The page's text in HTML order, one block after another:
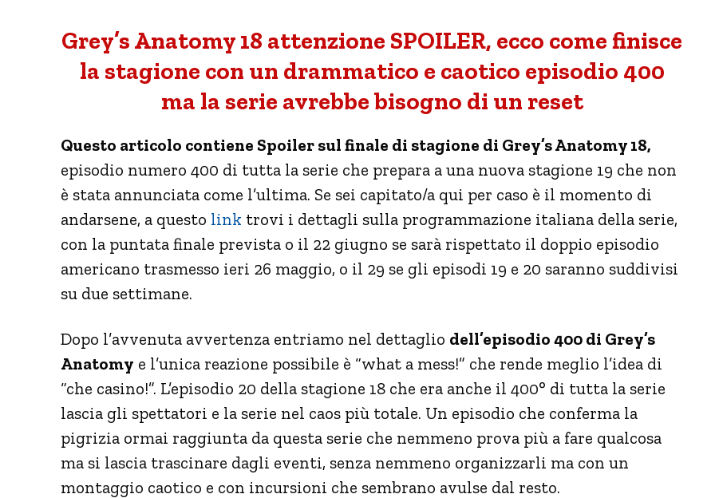
Grey’s Anatomy 18 attenzione SPOILER, ecco come finisce
la stagione con un drammatico e caotico episodio 400
ma la serie avrebbe bisogno di un reset
Questo articolo contiene Spoiler sul finale di stagione di Grey’s Anatomy 18,
episodio numero 400 di tutta la serie che prepara a una nuova stagione 19 che non
è stata annunciata come l’ultima. Se sei capitato/a qui per caso è il momento di
andarsene, a questo link trovi i dettagli sulla programmazione italiana della serie,
con la puntata finale prevista o il 22 giugno se sarà rispettato il doppio episodio
americano trasmesso ieri 26 maggio, o il 29 se gli episodi 19 e 20 saranno suddivisi
su due settimane.
Dopo l’avvenuta avvertenza entriamo nel dettaglio dell’episodio 400 di Grey’s
Anatomy e l’unica reazione possibile è “what a mess!” che rende meglio l’idea di
“che casino!”. L’episodio 20 della stagione 18 che era anche il 400° di tutta la serie
lascia gli spettatori e la serie nel caos più totale. Un episodio che conferma la
pigrizia ormai raggiunta da questa serie che nemmeno prova più a fare qualcosa
ma si lascia trascinare dagli eventi, senza nemmeno organizzarli ma con un
montaggio caotico e con incursioni che sembrano avulse dal resto.